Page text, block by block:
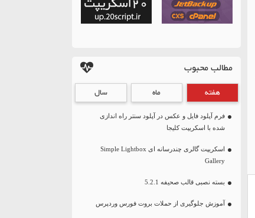
مطالب محبوب
هفته ماه سال
فرم آپلود فایل و عکس در آپلود سنتر راه اندازی
شده با اسکریپت کلیجا
اسکریپت گالری چندرسانه ای Simple Lightbox
Gallery
بسته نصبی قالب صحیفه 5.2.1
آموزش جلوگیری از حملات بروت فورس وردپرس